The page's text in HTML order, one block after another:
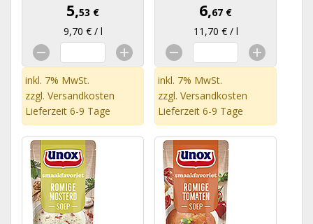
5,53 €
9,70 € / l
inkl. 7% MwSt.
zzgl. Versandkosten
Lieferzeit 6-9 Tage
6,67 €
11,70 € / l
inkl. 7% MwSt.
zzgl. Versandkosten
Lieferzeit 6-9 Tage